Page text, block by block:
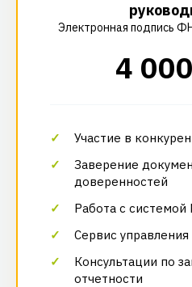
Электронная подпись
4 000
Участие в
Заверение
доверенностей
Работа с
Сервис
Консультации по
отчетности